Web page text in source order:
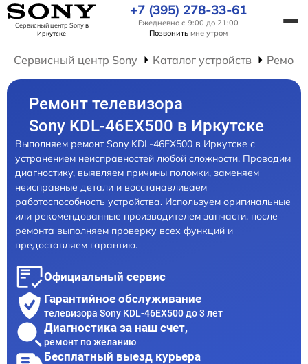
Сервисный центр Sonyв
Иркутске
+7 (395) 278-33-61
Ежедневно с 9:00 до 21:00
Позвонить мне утром
Сервисный центр Sony Каталог устройств Ремонт
Ремонт телевизора
Sony KDL-46EX500 в Иркутске
Выполняем ремонт Sony KDL-46EX500 в Иркутске с
устранением неисправностей любой сложности. Проводим
диагностику, выявляем причины поломки, заменяем
неисправные детали и восстанавливаем
работоспособность устройства. Используем оригинальные
или рекомендованные производителем запчасти, после
ремонта выполняем проверку всех функций и
предоставляем гарантию.
Официальный сервис
Гарантийное обслуживание
телевизора Sony KDL-46EX500 до 3 лет
Диагностика за наш счет,
ремонт по желанию
Бесплатный выезд курьера